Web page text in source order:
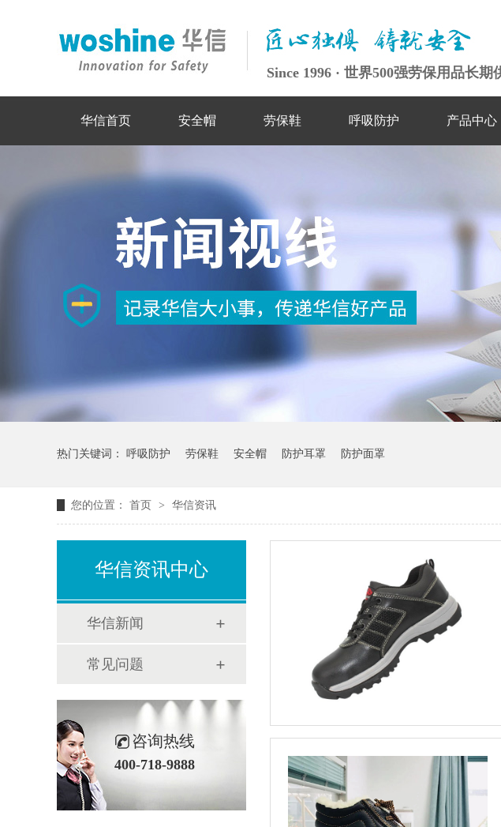
Since 1996 · 世界500强劳保用品长期
华信首页 安全帽 劳保鞋 呼吸防护 产品中心
热门关键词： 呼吸防护 劳保鞋 安全帽 防护耳罩 防护面罩
您的位置： 首页 > 华信资讯
华信资讯中心
华信新闻
常见问题
咨询热线
400-718-9888